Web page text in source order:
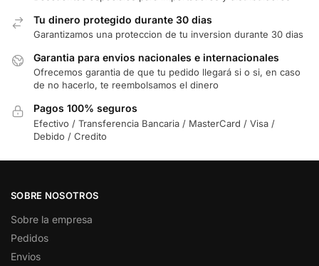
Tu dinero protegido durante 30 dias
Garantizamos una proteccion de tu inversion durante 30 dias
Garantia para envios nacionales e internacionales
Ofrecemos garantia de que tu pedido llegará si o si, en caso
de no hacerlo, te reembolsamos el dinero
Pagos 100% seguros
Efectivo / Transferencia Bancaria / MasterCard / Visa /
Debido / Credito
SOBRE NOSOTROS
Sobre la empresa
Pedidos
Envios